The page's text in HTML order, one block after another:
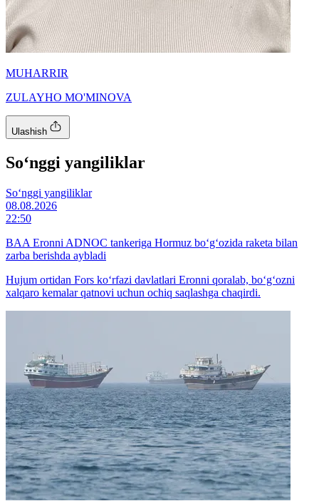
MUHARRIR
ZULAYHO MO'MINOVA
Ulashish
So‘nggi yangiliklar
So‘nggi yangiliklar
08.08.2026
22:50
BAA Eronni ADNOC tankeriga Hormuz bo‘g‘ozida raketa bilan
zarba berishda aybladi
Hujum ortidan Fors ko‘rfazi davlatlari Eronni qoralab, bo‘g‘ozni
xalqaro kemalar qatnovi uchun ochiq saqlashga chaqirdi.